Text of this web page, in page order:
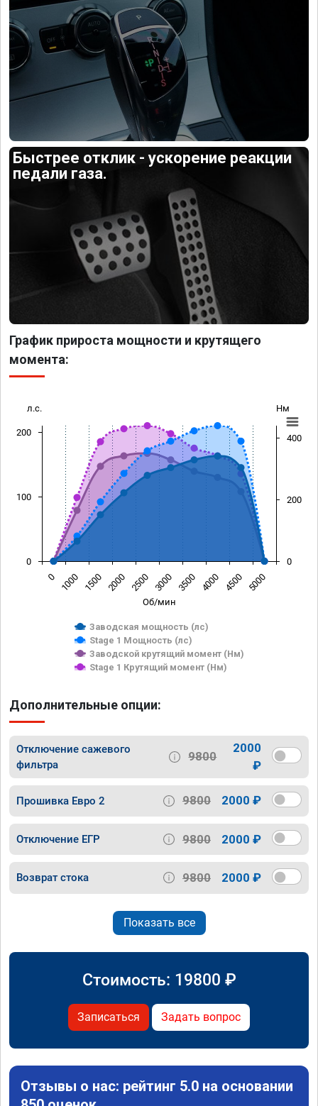
Быстрее отклик - ускорение реакции
педали газа.
График прироста мощности и крутящего
момента:
Об/мин
л.с. Нм
Заводская мощность (лс)
Stage 1 Мощность (лс)
Заводской крутящий момент (Нм)
Stage 1 Крутящий момент (Нм)
0 1000 1500 2000 2500 3000 3500 4000 4500 5000
0
100
200
0
200
400
Дополнительные опции:
Отключение сажевого
фильтра
9800
2000
₽
Прошивка Евро 2 9800 2000 ₽
Отключение ЕГР 9800 2000 ₽
Возврат стока 9800 2000 ₽
Показать все
Стоимость: 19800 ₽
Записаться Задать вопрос
Отзывы о нас: рейтинг 5.0 на основании